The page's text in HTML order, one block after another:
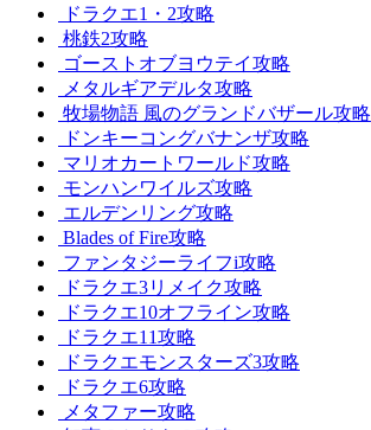
ドラクエ1・2攻略
桃鉄2攻略
ゴーストオブヨウテイ攻略
メタルギアデルタ攻略
牧場物語 風のグランドバザール攻略
ドンキーコングバナンザ攻略
マリオカートワールド攻略
モンハンワイルズ攻略
エルデンリング攻略
Blades of Fire攻略
ファンタジーライフi攻略
ドラクエ3リメイク攻略
ドラクエ10オフライン攻略
ドラクエ11攻略
ドラクエモンスターズ3攻略
ドラクエ6攻略
メタファー攻略